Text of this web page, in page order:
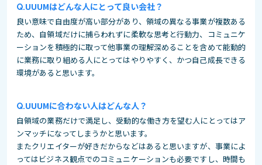
UUUMはどんな人にとって良い会社？
良い意味で自由度が高い部分があり、領域の異なる事業が複数ある
ため、自領域だけに捕らわれずに柔軟な思考と行動力、コミュニケ
ーションを積極的に取って他事業の理解深めることを含めて能動的
に業務に取り組める人にとってはやりやすく、かつ自己成長できる
環境があると思います。
UUUMに合わない人はどんな人？
自領域の業務だけで満足し、受動的な働き方を望む人にとってはア
ンマッチになってしまうかと思います。
またクリエイターが好きだからなどはあると思いますが、事業によ
ってはビジネス観点でのコミュニケーションも必要ですし、時間も